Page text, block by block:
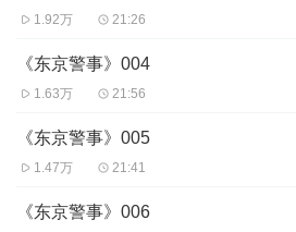
1.92万 21:26
《东京警事》004
1.63万 21:56
《东京警事》005
1.47万 21:41
《东京警事》006